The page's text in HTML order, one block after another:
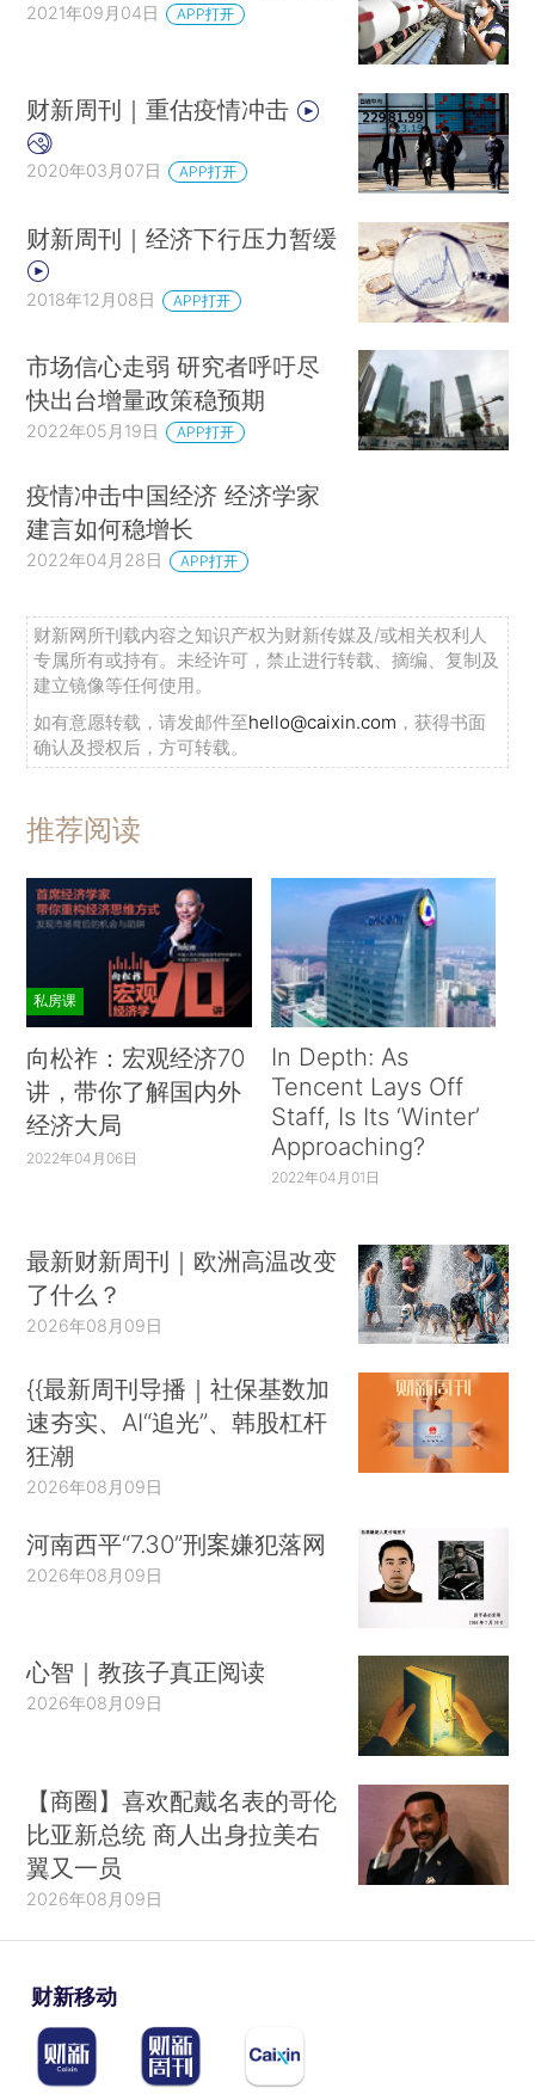
2021年09月04日 APP打开
财新周刊｜重估疫情冲击
2020年03月07日 APP打开
财新周刊｜经济下行压力暂缓
2018年12月08日 APP打开
市场信心走弱 研究者呼吁尽
快出台增量政策稳预期
2022年05月19日 APP打开
疫情冲击中国经济 经济学家
建言如何稳增长
2022年04月28日 APP打开
财新网所刊载内容之知识产权为财新传媒及/或相关权利人
专属所有或持有。未经许可，禁止进行转载、摘编、复制及
建立镜像等任何使用。
如有意愿转载，请发邮件至hello@caixin.com ，获得书面
确认及授权后，方可转载。
推荐阅读
私房课
向松祚：宏观经济70
讲，带你了解国内外
经济大局
2022年04月06日
In Depth: As
Tencent Lays Off
Staff, Is Its ‘Winter’
Approaching?
2022年04月01日
最新财新周刊｜欧洲高温改变
了什么？
2026年08月09日
{{最新周刊导播｜社保基数加
速夯实、AI“追光”、韩股杠杆
狂潮
2026年08月09日
河南西平“7.30”刑案嫌犯落网
2026年08月09日
心智｜教孩子真正阅读
2026年08月09日
【商圈】喜欢配戴名表的哥伦
比亚新总统 商人出身拉美右
翼又一员
2026年08月09日
财新移动